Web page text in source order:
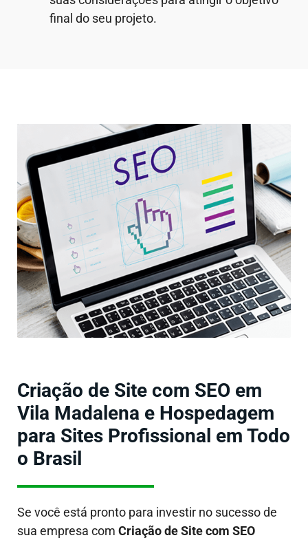
final do seu projeto.
Criação de Site com SEO em
Vila Madalena e Hospedagem
para Sites Profissional em Todo
o Brasil
Se você está pronto para investir no sucesso de
sua empresa com Criação de Site com SEO